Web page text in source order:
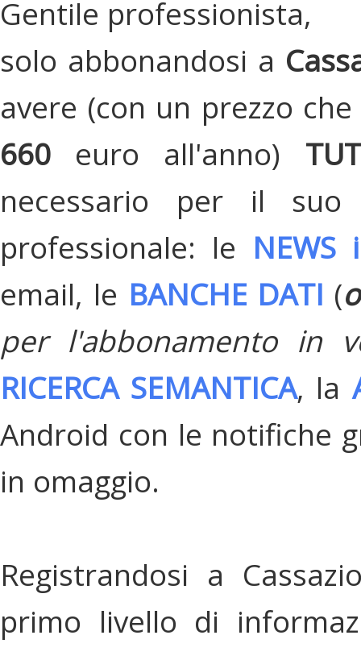
Gentile professionista,
solo abbonandosi a
avere (con un prezzo
660 euro all'anno)
necessario per il suo
professionale: le
email, le BANCHE DATI (
per l'abbonamento in
RICERCA SEMANTICA, la
Android con le notifiche
in omaggio.
Registrandosi a
primo livello di